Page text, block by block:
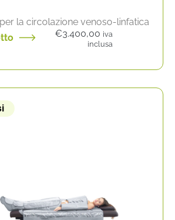
la circolazione venoso-linfatica
€3.400,00 iva
inclusa